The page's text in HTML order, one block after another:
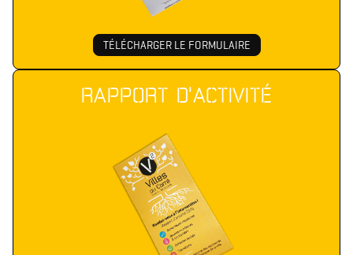
TÉLÉCHARGER LE FORMULAIRE
RAPPORT D'ACTIVITÉ